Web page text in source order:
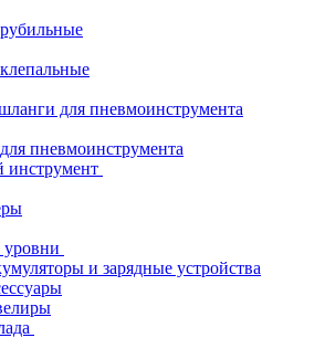
для пневмоинструмента
пневмоинструмента
инструмент
уровни
и зарядные устройства